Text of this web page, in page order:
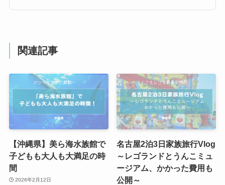
関連記事
【沖縄県】美ら海水族館で
子どもも大人も大満足の時
間
2026年2月12日
名古屋2泊3日家族旅行Vlog
～レゴランドとうんこミュ
ージアム、かかった費用も
公開～